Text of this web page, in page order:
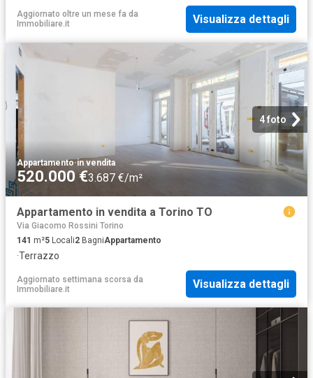
Aggiornato oltre un mese fa da
Immobiliare.it
Visualizza dettagli
4 foto
Appartamento·in vendita
520.000 €3.687 €/m²
Appartamento in vendita a Torino TO
Via Giacomo Rossini Torino
141 m²5 Locali2 BagniAppartamento
·Terrazzo
Aggiornato settimana scorsa da
Immobiliare.it
Visualizza dettagli